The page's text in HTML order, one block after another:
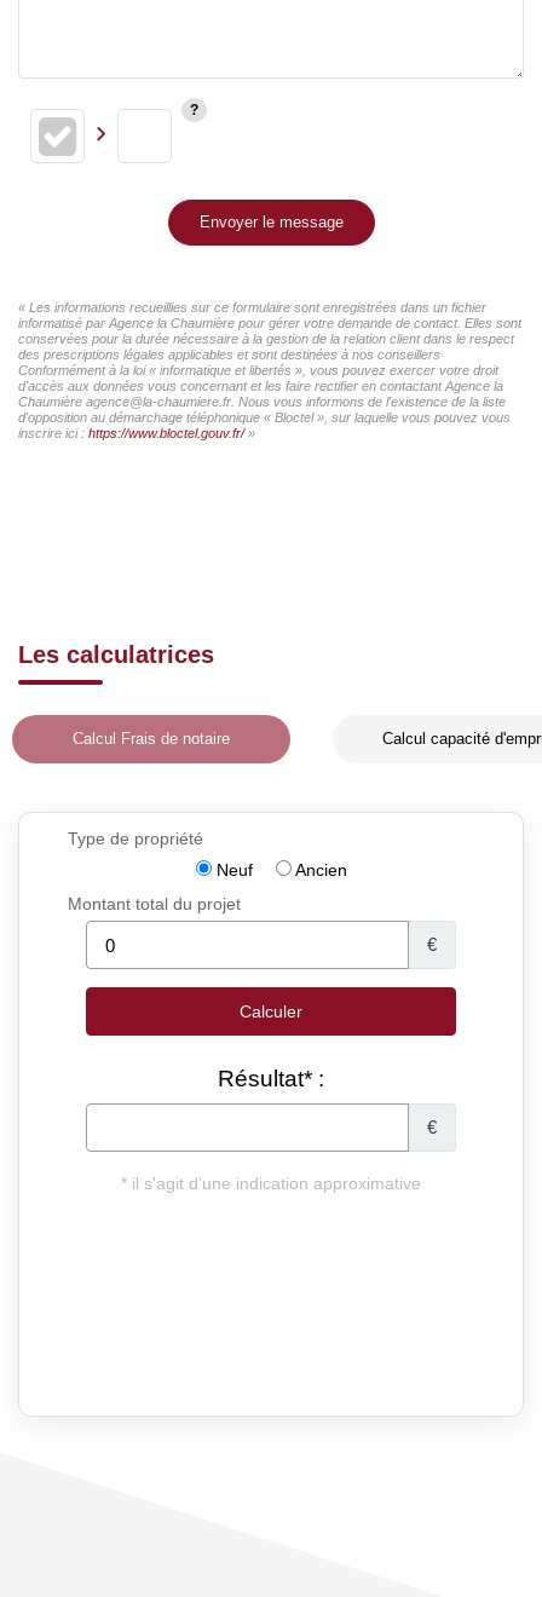
Envoyer le message
« Les informations recueillies sur ce formulaire sont enregistrées dans un fichier
informatisé par Agence la Chaumière pour gérer votre demande de contact. Elles sont
conservées pour la durée nécessaire à la gestion de la relation client dans le respect
des prescriptions légales applicables et sont destinées à nos conseillers
Conformément à la loi « informatique et libertés », vous pouvez exercer votre droit
d'accès aux données vous concernant et les faire rectifier en contactant Agence la
Chaumière agence@la-chaumiere.fr. Nous vous informons de l'existence de la liste
d'opposition au démarchage téléphonique « Bloctel », sur laquelle vous pouvez vous
inscrire ici : https://www.bloctel.gouv.fr/»
Les calculatrices
Calcul Frais de notaire Calcul capacité